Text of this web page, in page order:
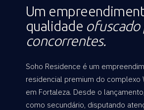
Um
qualidade ofuscado
concorrentes.
Soho Residence é um
residencial premium do complexo
em Fortaleza. Desde o
como secundário, disputando